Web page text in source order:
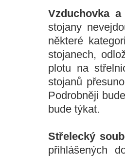
Vzduchovka
stojany
některé
stojanech,
plotu na
stojanů
Podrobněji
bude týkat.
Střelecký
přihlášených